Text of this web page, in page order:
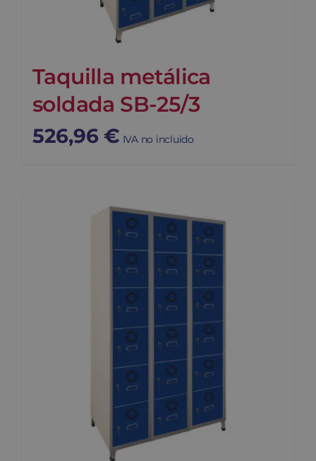
Taquilla metálica
soldada SB-25/3
526,96 € IVA no incluido